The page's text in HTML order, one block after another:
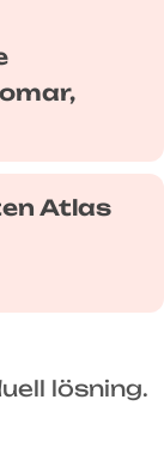
Atlas
lösning.